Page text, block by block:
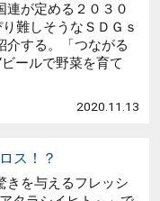
連が定める２０３０
難しそうなＳＤＧｓ
介する。「つながる
ールで野菜を育て
2020.11.13
ス！？
きを与えるフレッシ